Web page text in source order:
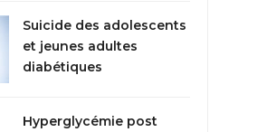
Suicide des adolescents
et jeunes adultes
diabétiques
Hyperglycémie post